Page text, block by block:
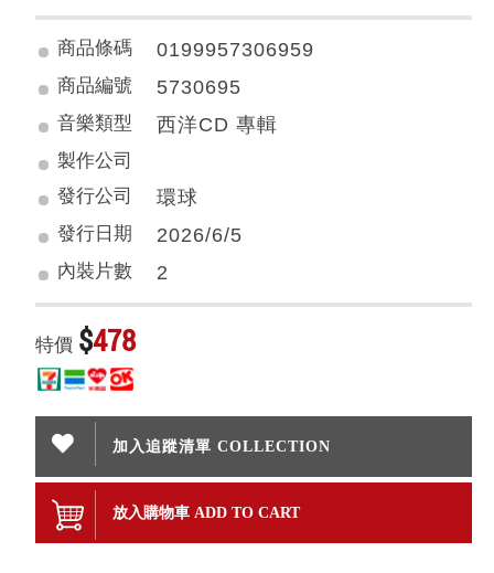
商品條碼 0199957306959
商品編號 5730695
音樂類型 西洋CD 專輯
製作公司
發行公司
環球
發行日期 2026/6/5
內裝片數 2
特價 $478
加入追蹤清單 COLLECTION
放入購物車 ADD TO CART